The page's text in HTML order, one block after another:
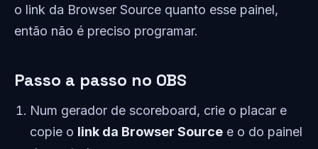
o link da Browser Source quanto esse painel,
então não é preciso programar.
Passo a passo no OBS
Num gerador de scoreboard, crie o placar e
copie o link da Browser Source e o do painel